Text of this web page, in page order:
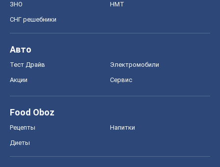
ЗНО НМТ
СНГ решебники
Авто
Тест Драйв Электромобили
Акции Сервис
Food Oboz
Рецепты Напитки
Диеты